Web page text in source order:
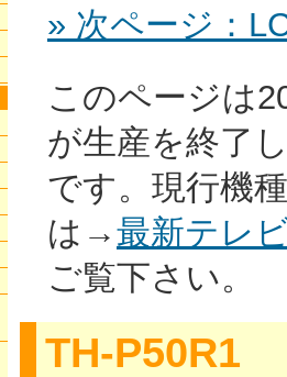
» 次ページ：
このページは
が生産を終了
です。現行機
は→最新テレ
ご覧下さい。
TH-P50R1